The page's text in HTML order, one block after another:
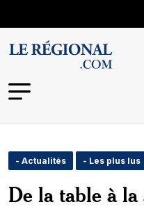
- Actualités - Les plus lus
De la table à la